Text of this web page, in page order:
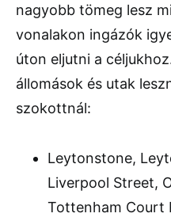
nagyobb tömeg lesz
vonalakon ingázók
úton eljutni a
állomások és utak
szokottnál:
Leytonstone,
Liverpool Street,
Tottenham Court